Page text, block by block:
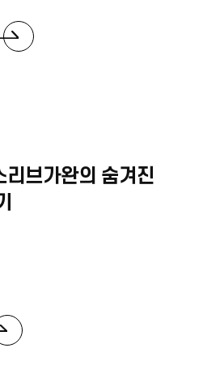
리브가완의 숨겨진